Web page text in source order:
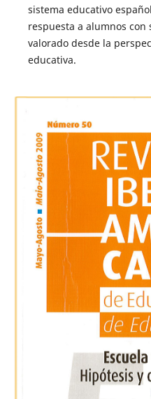
sistema educativo
respuesta a alumnos
valorado desde la
educativa.